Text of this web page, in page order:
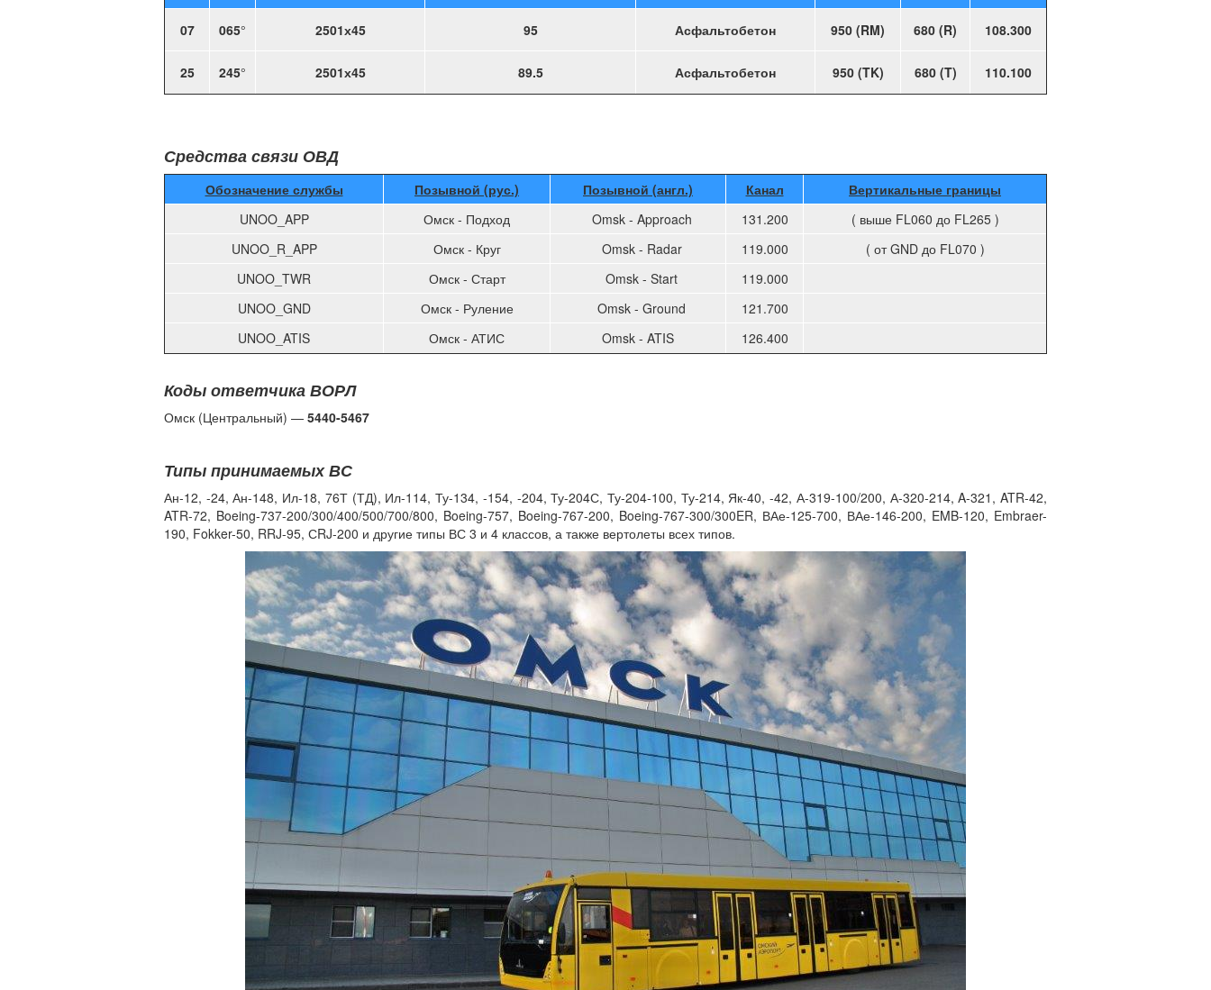
07 065° 2501х45 95 Асфальтобетон 950 (RM) 680 (R) 108.300
25 245° 2501х45 89.5 Асфальтобетон 950 (TK) 680 (T) 110.100
Средства связи ОВД
Обозначение службы Позывной (рус.) Позывной (англ.) Канал
Вертикальные границы
UNOO_APP
Омск - Подход Omsk - Approach 131.200
( выше FL060 до FL265 )
UNOO_R_APP
Омск - Круг Omsk - Radar 119.000
( от GND до FL070 )
UNOO_TWR
Омск - Старт Omsk - Start
119.000
UNOO_GND
Омск - Руление Omsk - Ground
121.700
UNOO_ATIS
Омск - АТИС Omsk - ATIS 126.400
Коды ответчика ВОРЛ
Омск (Центральный) — 5440-5467
Типы принимаемых ВС
Ан-12, -24, Ан-148, Ил-18, 76Т (ТД), Ил-114, Ту-134, -154, -204, Ту-204С, Ту-204-100, Ту-214, Як-40, -42, А-319-100/200, А-320-214, A-321, ATR-42,
ATR-72, Boeing-737-200/300/400/500/700/800, Boeing-757, Boeing-767-200, Boeing-767-300/300ER, ВАе-125-700, ВАе-146-200, EMB-120, Embraer-
190, Fokker-50, RRJ-95, СRJ-200 и другие типы ВС 3 и 4 классов, а также вертолеты всех типов.